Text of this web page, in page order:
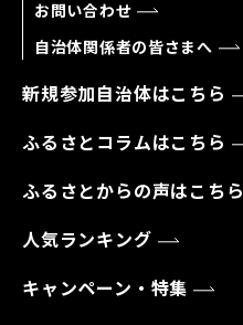
お問い合わせ
自治体関係者の皆さまへ
新規参加自治体はこちら
ふるさとコラムはこちら
ふるさとからの声はこちら
人気ランキング
キャンペーン・特集